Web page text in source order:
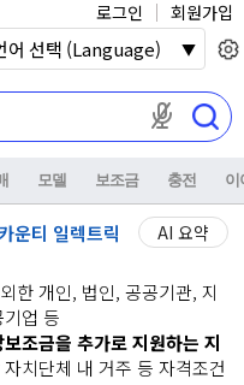
차
다.
마이크 권한이
로그인 회원가입
모델 보조금 충전 이
운티 일렉트릭 AI 요약
한 개인, 법인, 공공기관, 지
업 등
조금을 추가로 지원하는 지
치단체 내 거주 등 자격조건
어 선택 (Language)